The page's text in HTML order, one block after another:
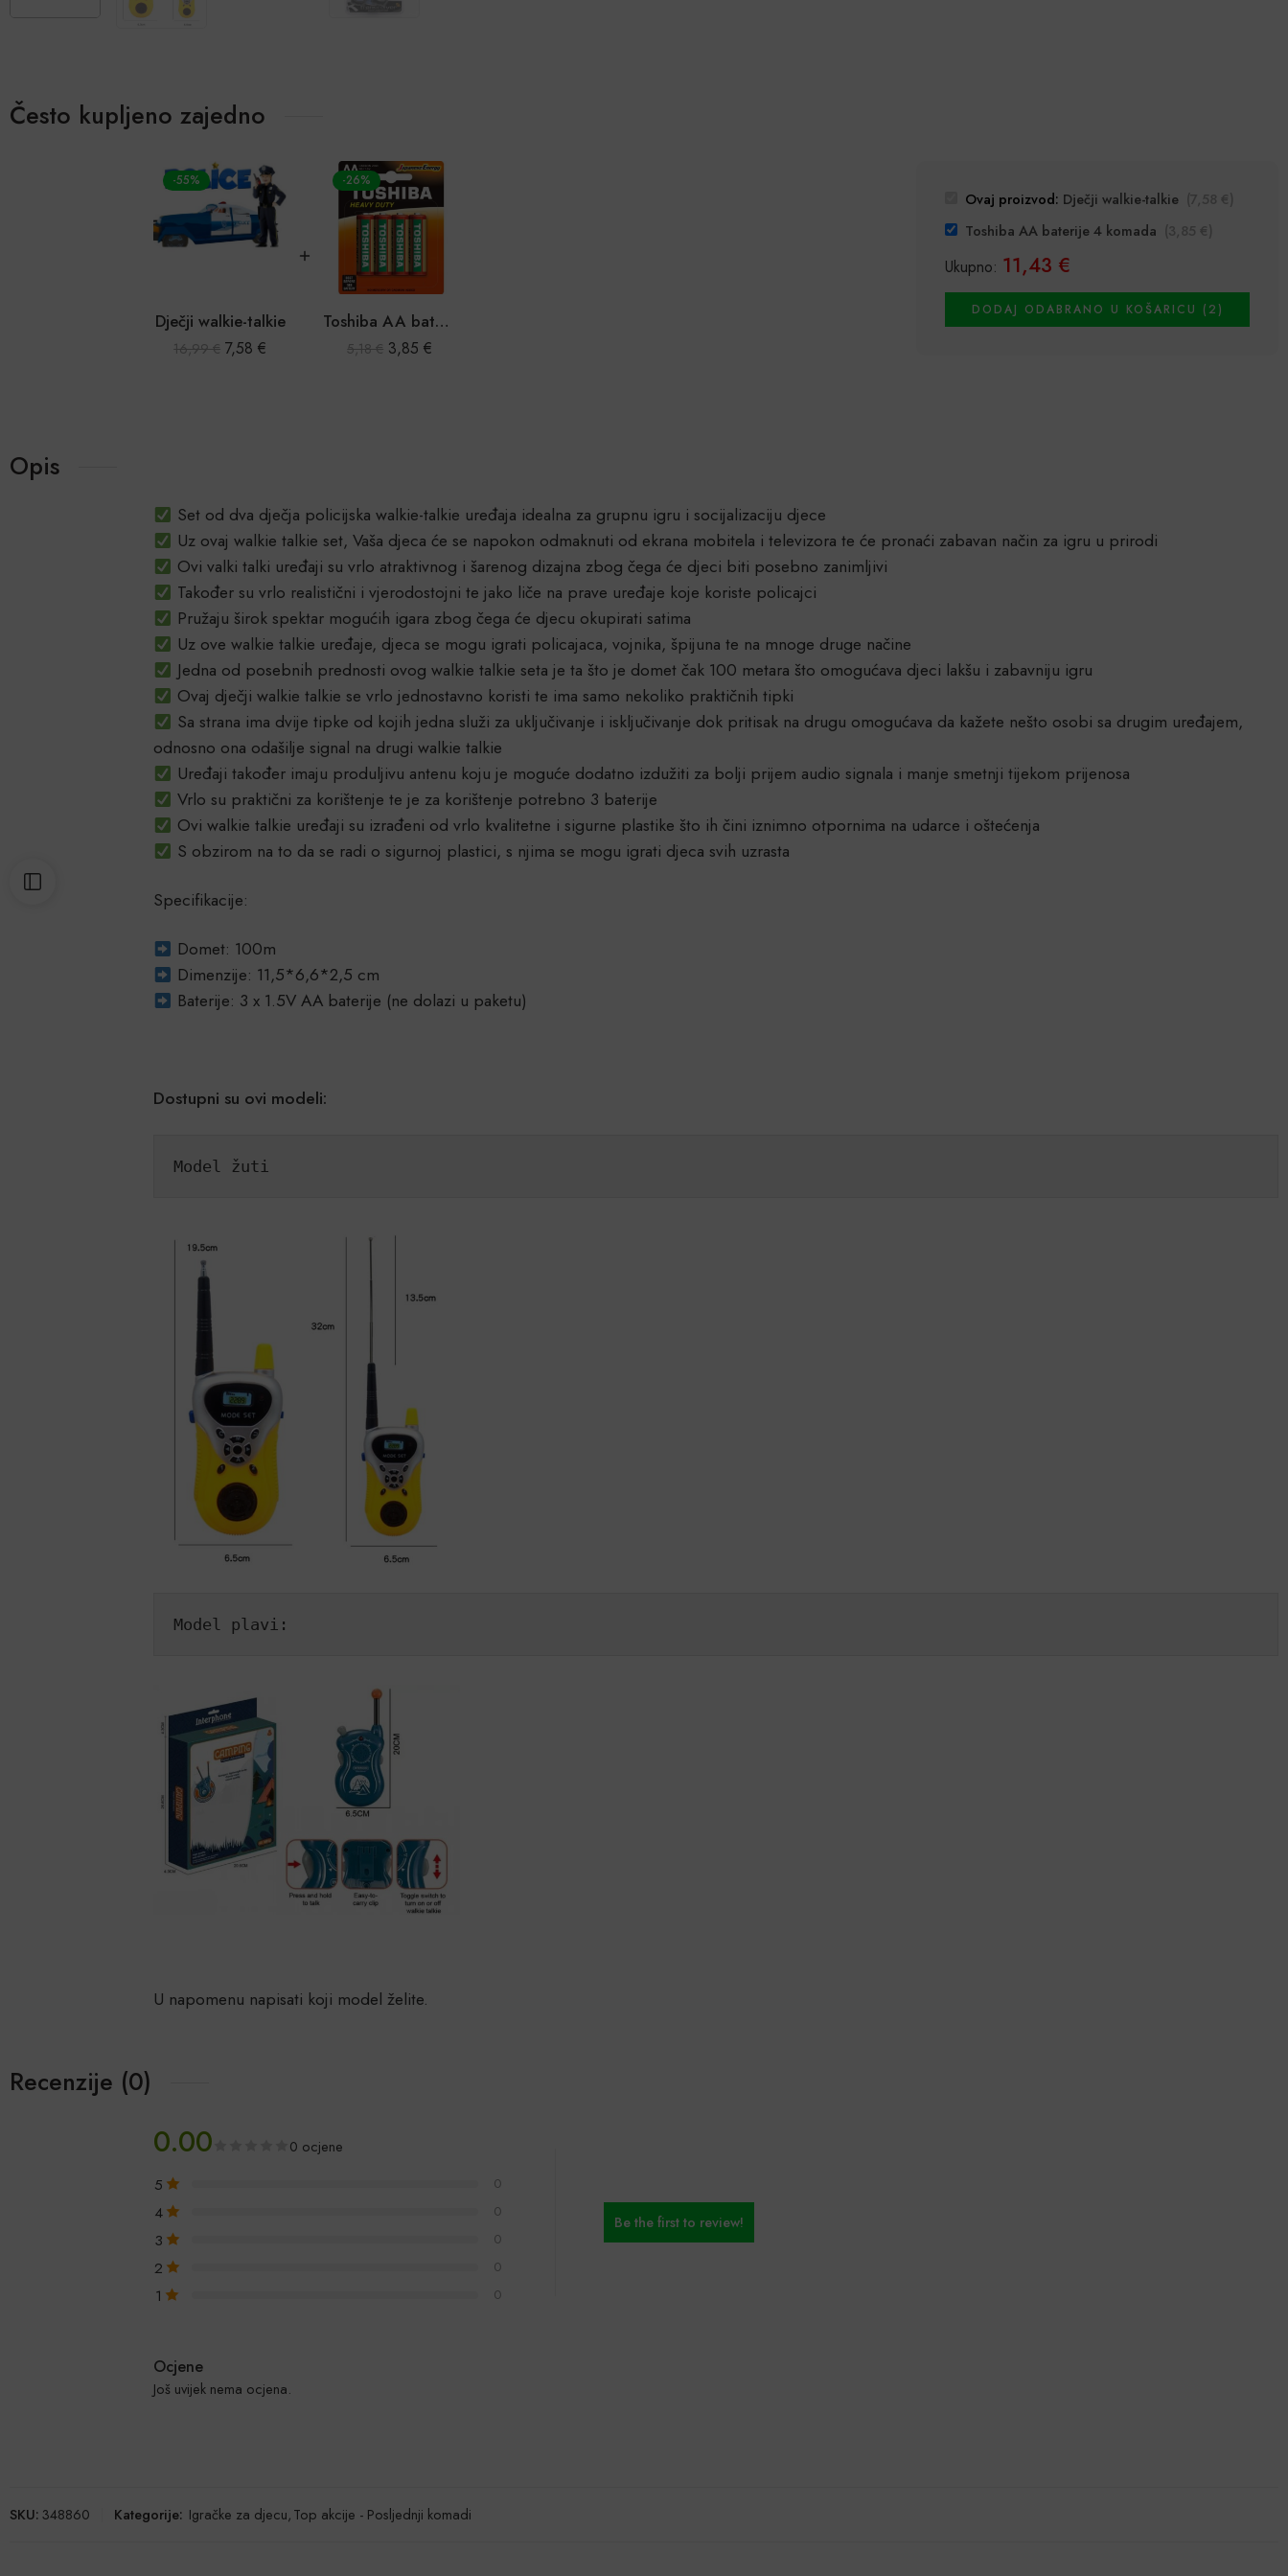
Često kupljeno zajedno
-55%
Dječji walkie-talkie
16,99€ 7,58€
-26%
Toshiba AA baterije 4 komada
5,18€ 3,85€
Ovaj proizvod: Dječji walkie-talkie (7,58 €)
Toshiba AA baterije 4 komada (3,85 €)
Ukupno: 11,43 €
DODAJ ODABRANO U KOŠARICU (2)
Opis
Set od dva dječja policijska walkie-talkie uređaja idealna za grupnu igru i socijalizaciju djece
Uz ovaj walkie talkie set, Vaša djeca će se napokon odmaknuti od ekrana mobitela i televizora te će pronaći zabavan način za igru u prirodi
Ovi valki talki uređaji su vrlo atraktivnog i šarenog dizajna zbog čega će djeci biti posebno zanimljivi
Također su vrlo realistični i vjerodostojni te jako liče na prave uređaje koje koriste policajci
Pružaju širok spektar mogućih igara zbog čega će djecu okupirati satima
Uz ove walkie talkie uređaje, djeca se mogu igrati policajaca, vojnika, špijuna te na mnoge druge načine
Jedna od posebnih prednosti ovog walkie talkie seta je ta što je domet čak 100 metara što omogućava djeci lakšu i zabavniju igru
Ovaj dječji walkie talkie se vrlo jednostavno koristi te ima samo nekoliko praktičnih tipki
Sa strana ima dvije tipke od kojih jedna služi za uključivanje i isključivanje dok pritisak na drugu omogućava da kažete nešto osobi sa drugim uređajem,
odnosno ona odašilje signal na drugi walkie talkie
Uređaji također imaju produljivu antenu koju je moguće dodatno izdužiti za bolji prijem audio signala i manje smetnji tijekom prijenosa
Vrlo su praktični za korištenje te je za korištenje potrebno 3 baterije
Ovi walkie talkie uređaji su izrađeni od vrlo kvalitetne i sigurne plastike što ih čini iznimno otpornima na udarce i oštećenja
S obzirom na to da se radi o sigurnoj plastici, s njima se mogu igrati djeca svih uzrasta
Specifikacije:
Domet: 100m
Dimenzije: 11,5*6,6*2,5 cm
Baterije: 3 x 1.5V AA baterije (ne dolazi u paketu)
Dostupni su ovi modeli:
Model žuti
Model plavi:
U napomenu napisati koji model želite.
Recenzije (0)
0.00 0 ocjene
5 0
4 0
3 0
2 0
1 0
Be the first to review!
Ocjene
Još uvijek nema ocjena.
SKU:348860 Kategorije: Igračke za djecu,Top akcije - Posljednji komadi